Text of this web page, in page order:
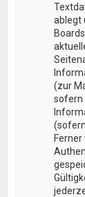
ablegt
(zur
sofern
Ferner